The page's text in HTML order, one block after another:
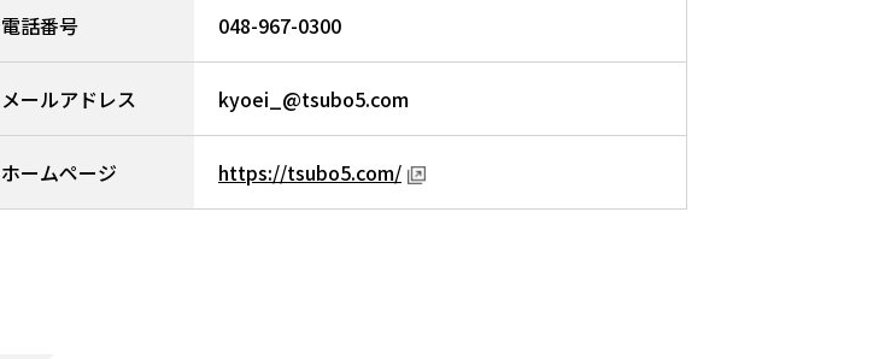
電話番号 048-967-0300
メールアドレス kyoei_@tsubo5.com
ホームページ https://tsubo5.com/